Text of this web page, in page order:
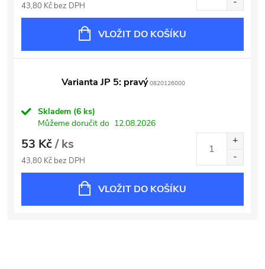
43,80 Kč bez DPH
VLOŽIT DO KOŠÍKU
Varianta JP 5: pravý0820126000
Skladem (6 ks)
Můžeme doručit do 12.08.2026
53 Kč/ ks
43,80 Kč bez DPH
VLOŽIT DO KOŠÍKU